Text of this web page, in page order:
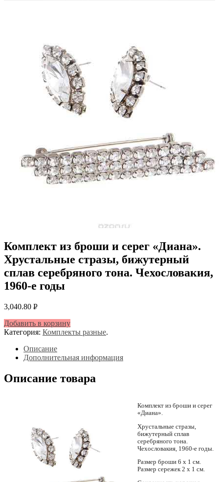
Комплект из броши и серег «Диана».
Хрустальные стразы, бижутерный
сплав серебряного тона. Чехословакия,
1960-е годы
3,040.80 Р
Добавить в корзину
Категория: Комплекты разные.
Описание
Дополнительная информация
Описание товара
Комплект из броши и серег
«Диана».
Хрустальные стразы,
бижутерный сплав
серебряного тона.
Чехословакия, 1960-е годы.
Размер броши 6 х 1 см.
Размер сережек 2 х 1 см.